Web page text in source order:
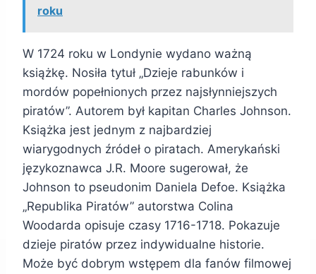
roku
W 1724 roku w Londynie wydano ważną
książkę. Nosiła tytuł „Dzieje rabunków i
mordów popełnionych przez najsłynniejszych
piratów”. Autorem był kapitan Charles Johnson.
Książka jest jednym z najbardziej
wiarygodnych źródeł o piratach. Amerykański
językoznawca J.R. Moore sugerował, że
Johnson to pseudonim Daniela Defoe. Książka
„Republika Piratów” autorstwa Colina
Woodarda opisuje czasy 1716-1718. Pokazuje
dzieje piratów przez indywidualne historie.
Może być dobrym wstępem dla fanów filmowej